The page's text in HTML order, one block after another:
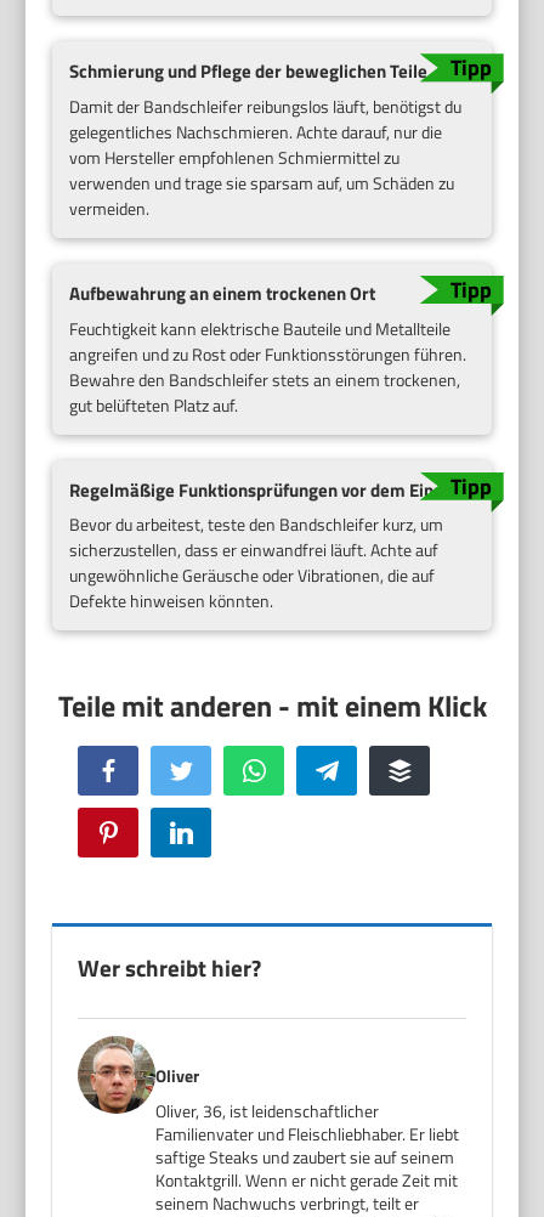
Schmierung und Pflege der beweglichen Teile
Damit der Bandschleifer reibungslos läuft, benötigst du
gelegentliches Nachschmieren. Achte darauf, nur die
vom Hersteller empfohlenen Schmiermittel zu
verwenden und trage sie sparsam auf, um Schäden zu
vermeiden.
Aufbewahrung an einem trockenen Ort
Feuchtigkeit kann elektrische Bauteile und Metallteile
angreifen und zu Rost oder Funktionsstörungen führen.
Bewahre den Bandschleifer stets an einem trockenen,
gut belüfteten Platz auf.
Regelmäßige Funktionsprüfungen vor dem Einsatz
Bevor du arbeitest, teste den Bandschleifer kurz, um
sicherzustellen, dass er einwandfrei läuft. Achte auf
ungewöhnliche Geräusche oder Vibrationen, die auf
Defekte hinweisen könnten.
Facebook Twitter WhatsApp Telegram Buffer
Pinterest LinkedIn
Wer schreibt hier?
Oliver
Oliver, 36, ist leidenschaftlicher
Familienvater und Fleischliebhaber. Er liebt
saftige Steaks und zaubert sie auf seinem
Kontaktgrill. Wenn er nicht gerade Zeit mit
seinem Nachwuchs verbringt, teilt er